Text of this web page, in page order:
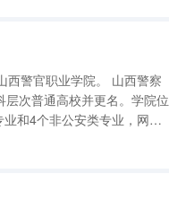
次普通高校并更名。学院位
和4个非公安类专业，网络
点。公安技术学科是山西